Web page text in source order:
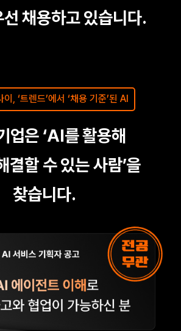
채용하고 있습니다.
, ‘트렌드’에서 ‘채용 기준’된 AI
업은 ‘AI를 활용해
결할 수 있는 사람’을
찾습니다.